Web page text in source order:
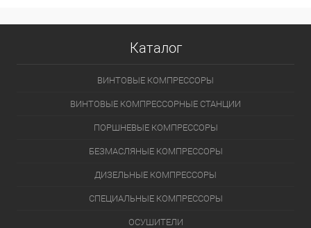
Каталог
ВИНТОВЫЕ КОМПРЕССОРЫ
ВИНТОВЫЕ КОМПРЕССОРНЫЕ СТАНЦИИ
ПОРШНЕВЫЕ КОМПРЕССОРЫ
БЕЗМАСЛЯНЫЕ КОМПРЕССОРЫ
ДИЗЕЛЬНЫЕ КОМПРЕССОРЫ
СПЕЦИАЛЬНЫЕ КОМПРЕССОРЫ
ОСУШИТЕЛИ